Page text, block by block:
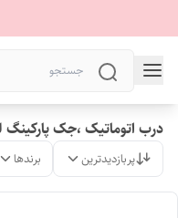
درب اتوماتیک ،جک پارکینگ
پربازدیدترین برندها